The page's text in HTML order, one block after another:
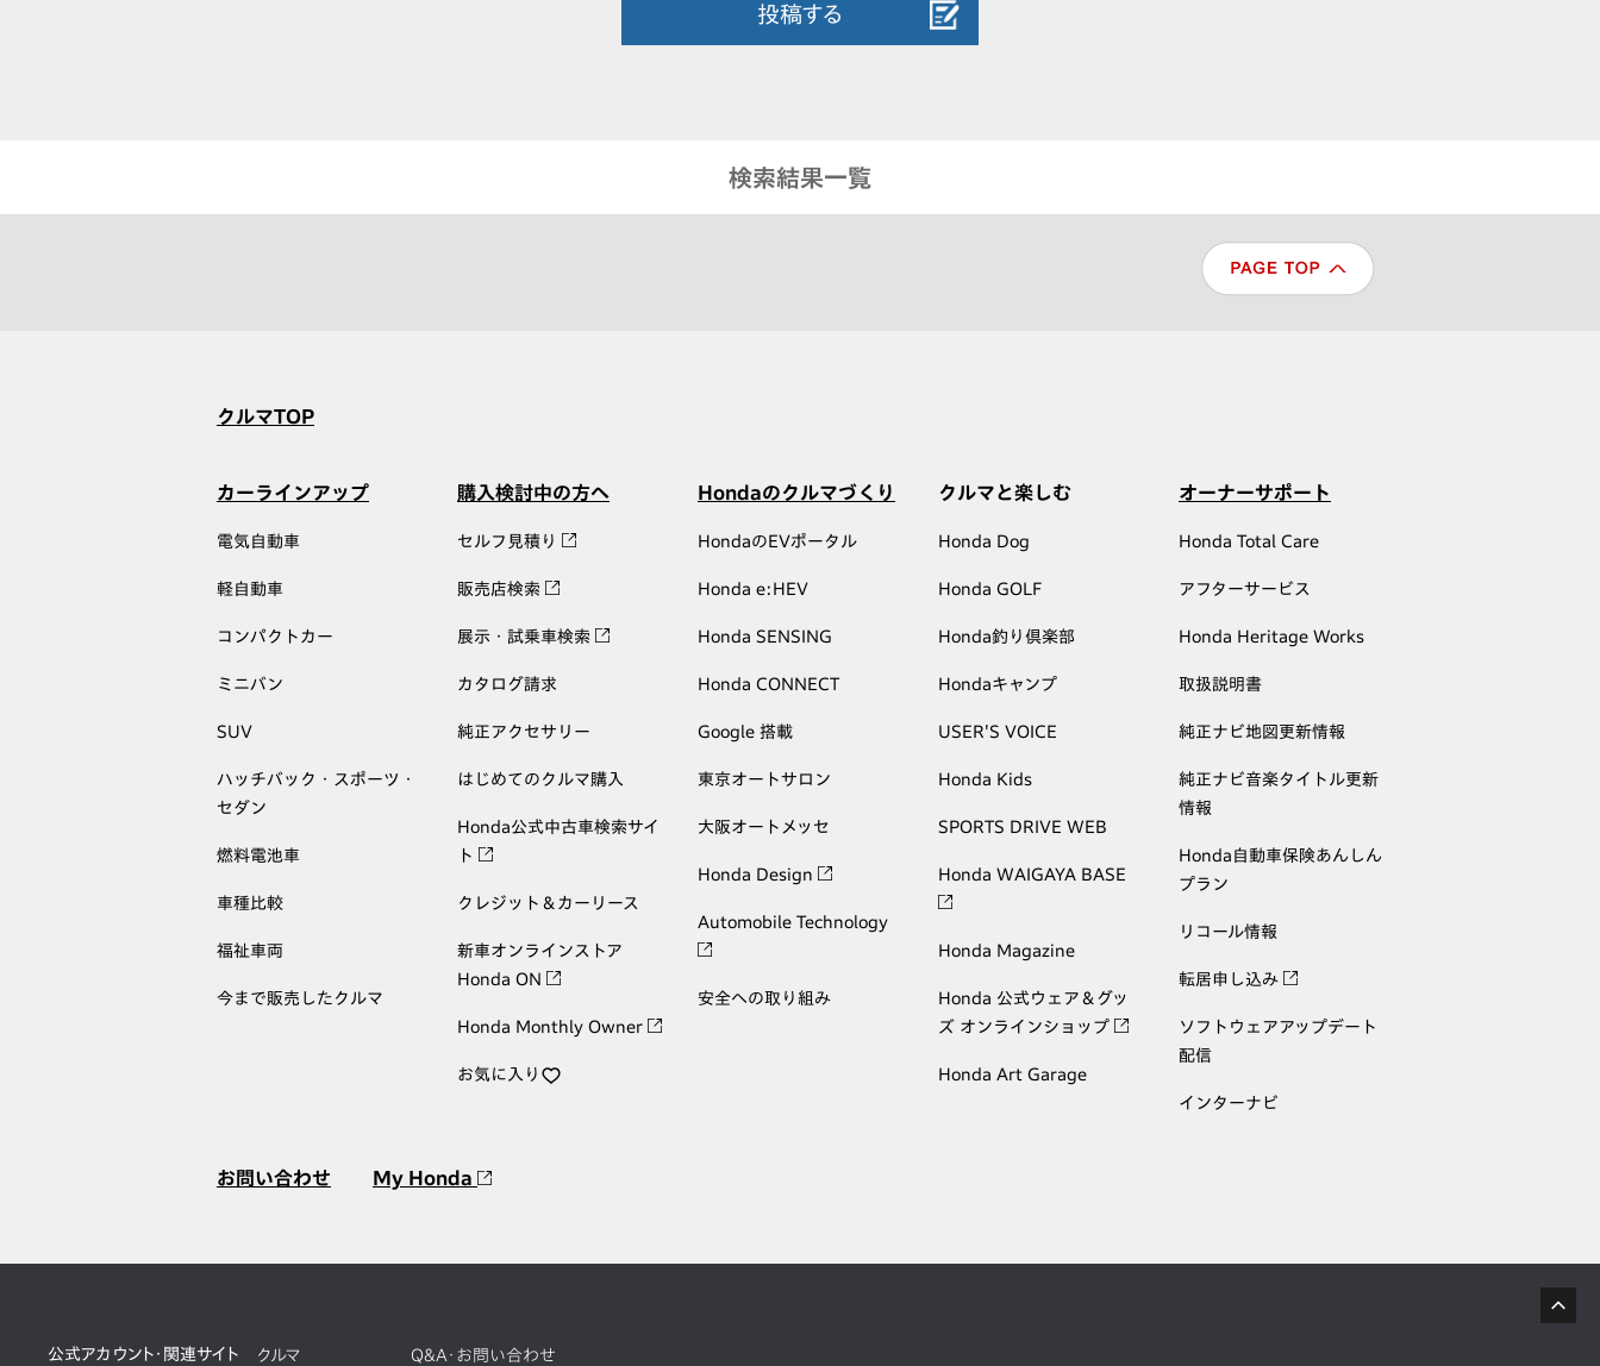
投稿する
検索結果一覧
クルマTOP
カーラインアップ
電気自動車
軽自動車
コンパクトカー
ミニバン
SUV
ハッチバック・スポーツ・
セダン
燃料電池車
車種比較
福祉車両
今まで販売したクルマ
購入検討中の方へ
セルフ見積り
販売店検索
展示・試乗車検索
カタログ請求
純正アクセサリー
はじめてのクルマ購入
Honda公式中古車検索サイ
ト
クレジット＆カーリース
新車オンラインストア
Honda ON
Honda Monthly Owner
お気に入り
Hondaのクルマづくり
HondaのEVポータル
Honda e:HEV
Honda SENSING
Honda CONNECT
Google 搭載
東京オートサロン
大阪オートメッセ
Honda Design
Automobile Technology
安全への取り組み
クルマと楽しむ
Honda Dog
Honda GOLF
Honda釣り倶楽部
Hondaキャンプ
USER'S VOICE
Honda Kids
SPORTS DRIVE WEB
Honda WAIGAYA BASE
Honda Magazine
Honda 公式ウェア＆グッ
ズ オンラインショップ
Honda Art Garage
オーナーサポート
Honda Total Care
アフターサービス
Honda Heritage Works
取扱説明書
純正ナビ地図更新情報
純正ナビ音楽タイトル更新
情報
Honda自動車保険あんしん
プラン
リコール情報
転居申し込み
ソフトウェアアップデート
配信
インターナビ
お問い合わせ My Honda
公式アカウント・関連サイト クルマ Q&A・お問い合わせ